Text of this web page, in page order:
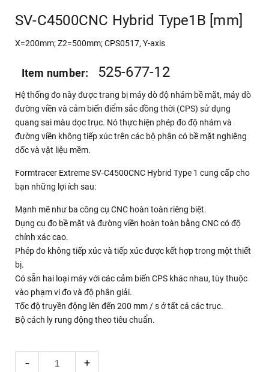
SV-C4500CNC Hybrid Type1B [mm]
X=200mm; Z2=500mm; CPS0517, Y-axis
Item number: 525-677-12
Hệ thống đo này được trang bị máy dò độ nhám bề mặt, máy dò
đường viền và cảm biến điểm sắc đồng thời (CPS) sử dụng
quang sai màu dọc trục. Nó thực hiện phép đo độ nhám và
đường viền không tiếp xúc trên các bộ phận có bề mặt nghiêng
dốc và vật liệu mềm.
Formtracer Extreme SV-C4500CNC Hybrid Type 1 cung cấp cho
bạn những lợi ích sau:
Mạnh mẽ như ba công cụ CNC hoàn toàn riêng biệt.
Dụng cụ đo bề mặt và đường viền hoàn toàn bằng CNC có độ
chính xác cao.
Phép đo không tiếp xúc và tiếp xúc được kết hợp trong một thiết
bị.
Có sẵn hai loại máy với các cảm biến CPS khác nhau, tùy thuộc
vào phạm vi đo và độ phân giải.
Tốc độ truyền động lên đến 200 mm / s ở tất cả các trục.
Bộ cách ly rung động theo tiêu chuẩn.
- +